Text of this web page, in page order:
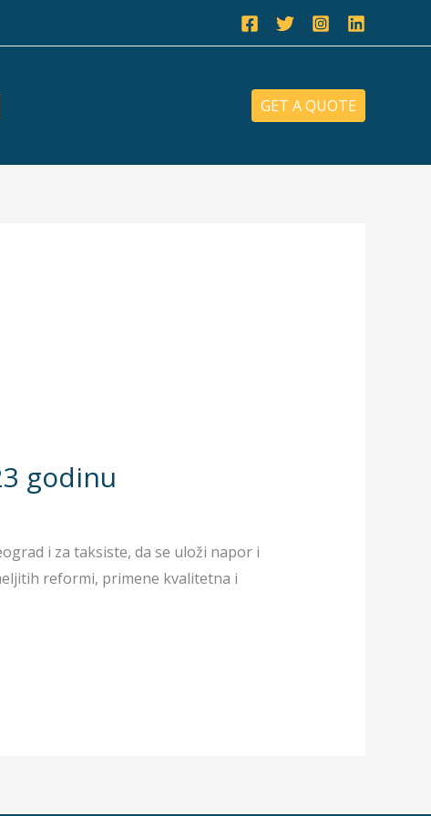
GET A QUOTE
godinu
i za taksiste, da se uloži napor i
reformi, primene kvalitetna i